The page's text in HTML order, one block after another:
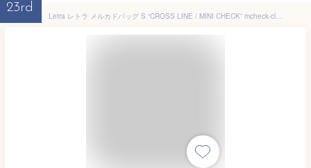
23rd
Letra レトラ メルカドバッグ S “CROSS LINE / MINI CHECK” mcheck-cline-s チャーム かごバッグ マルシェバッグ A4 丈夫 耐久性 水洗い クエア型 軽量 アウトドア レジャー チェック マチ付き 【クーポン対象】